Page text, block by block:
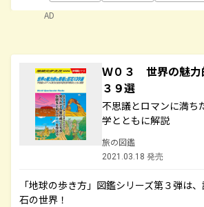
AD
Ｗ０３ 世界の魅力
３９選
不思議とロマンに満ち
学とともに解説
旅の図鑑
2021.03.18 発売
「地球の歩き方」図鑑シリーズ第３弾は
石の世界！